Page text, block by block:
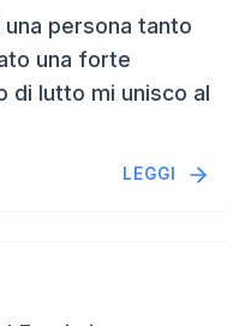
persona tanto
una forte
di lutto mi unisco al
LEGGI